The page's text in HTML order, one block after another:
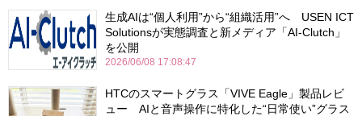
生成AIは“個人利用”から“組織活用”へ USEN ICT
Solutionsが実態調査と新メディア「AI-Clutch」
を公開
2026/06/08 17:08:47
HTCのスマートグラス「VIVE Eagle」製品レビ
ュー AIと音声操作に特化した“日常使い”グラス